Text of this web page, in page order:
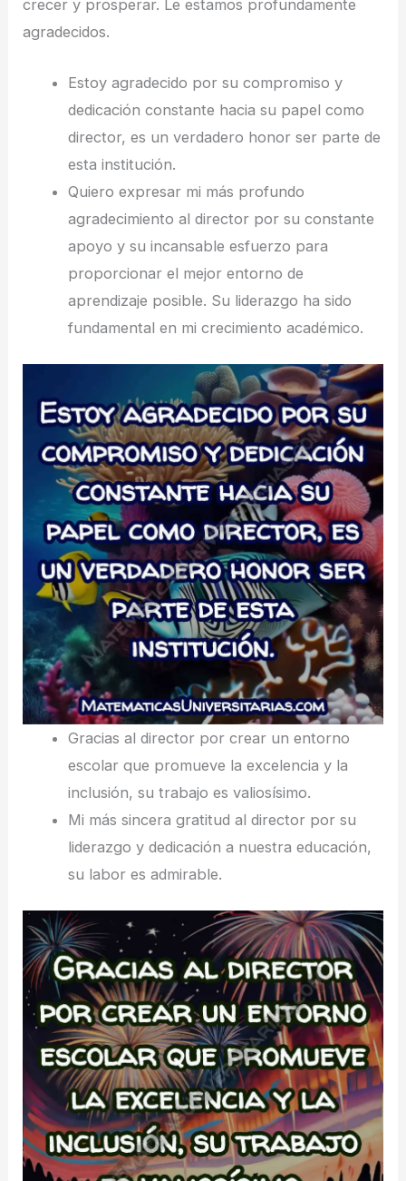
crecer y prosperar. Le estamos profundamente
agradecidos.
Estoy agradecido por su compromiso y
dedicación constante hacia su papel como
director, es un verdadero honor ser parte de
esta institución.
Quiero expresar mi más profundo
agradecimiento al director por su constante
apoyo y su incansable esfuerzo para
proporcionar el mejor entorno de
aprendizaje posible. Su liderazgo ha sido
fundamental en mi crecimiento académico.
Gracias al director por crear un entorno
escolar que promueve la excelencia y la
inclusión, su trabajo es valiosísimo.
Mi más sincera gratitud al director por su
liderazgo y dedicación a nuestra educación,
su labor es admirable.